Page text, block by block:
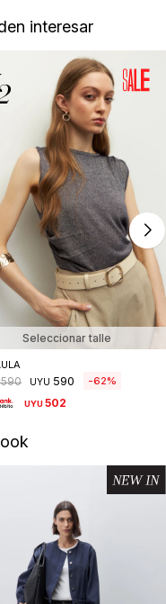
interesar
Seleccionar talle
UYU 590 62
UYU 502